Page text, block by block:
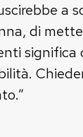
a
di